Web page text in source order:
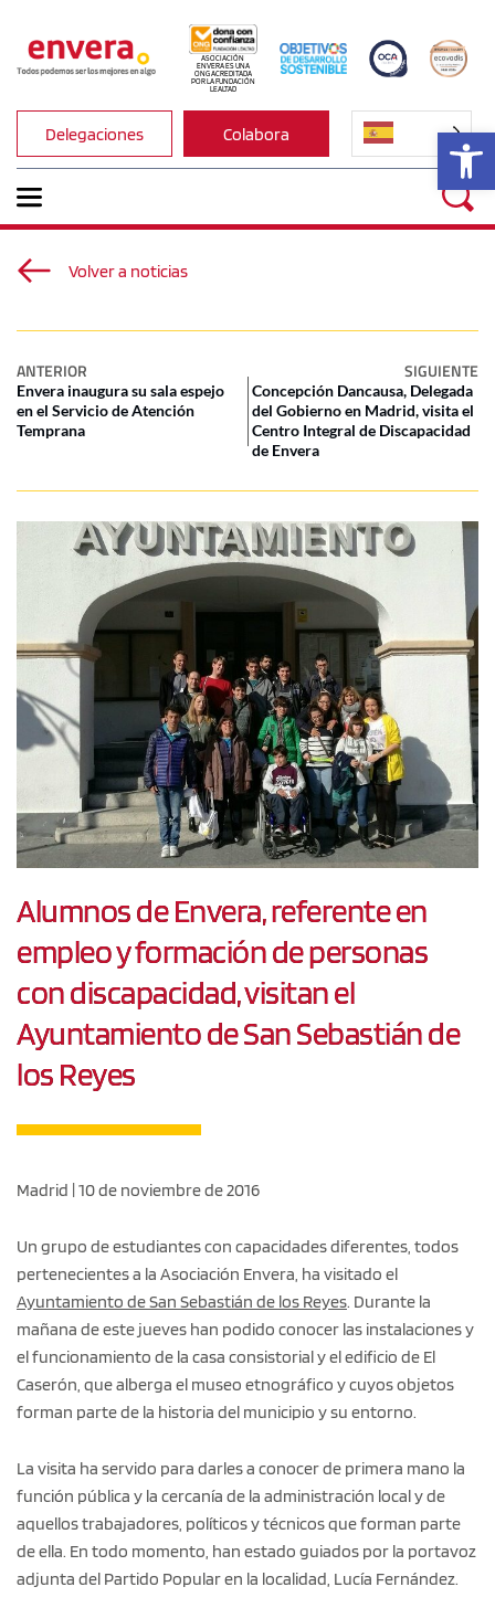
ASOCIACIÓN
ENVERA ES UNA
ONG ACREDITADA
POR LA FUNDACIÓN
LEALTAD
Delegaciones Colabora
Volver a noticias
ANTERIOR SIGUIENTE
Envera inaugura su sala espejo
en el Servicio de Atención
Temprana
Concepción Dancausa, Delegada
del Gobierno en Madrid, visita el
Centro Integral de Discapacidad
de Envera
Alumnos de Envera, referente en
empleo y formación de personas
con discapacidad, visitan el
Ayuntamiento de San Sebastián de
los Reyes
Madrid | 10 de noviembre de 2016
Un grupo de estudiantes con capacidades diferentes, todos
pertenecientes a la Asociación Envera, ha visitado el
Ayuntamiento de San Sebastián de los Reyes. Durante la
mañana de este jueves han podido conocer las instalaciones y
el funcionamiento de la casa consistorial y el edificio de El
Caserón, que alberga el museo etnográfico y cuyos objetos
forman parte de la historia del municipio y su entorno.
La visita ha servido para darles a conocer de primera mano la
función pública y la cercanía de la administración local y de
aquellos trabajadores, políticos y técnicos que forman parte
de ella. En todo momento, han estado guiados por la portavoz
adjunta del Partido Popular en la localidad, Lucía Fernández.